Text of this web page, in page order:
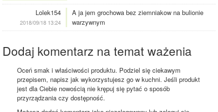
Lolek154
2018/09/18 13:24
A ja jem grochowa bez ziemniakow na bulionie
warzywnym
Dodaj komentarz na temat ważenia
Oceń smak i właściwości produktu. Podziel się ciekawym
przepisem, napisz jak wykorzystujesz go w kuchni. Jeśli produkt
jest dla Ciebie nowością nie krępuj się pytać o sposób
przyrządzania czy dostępność.